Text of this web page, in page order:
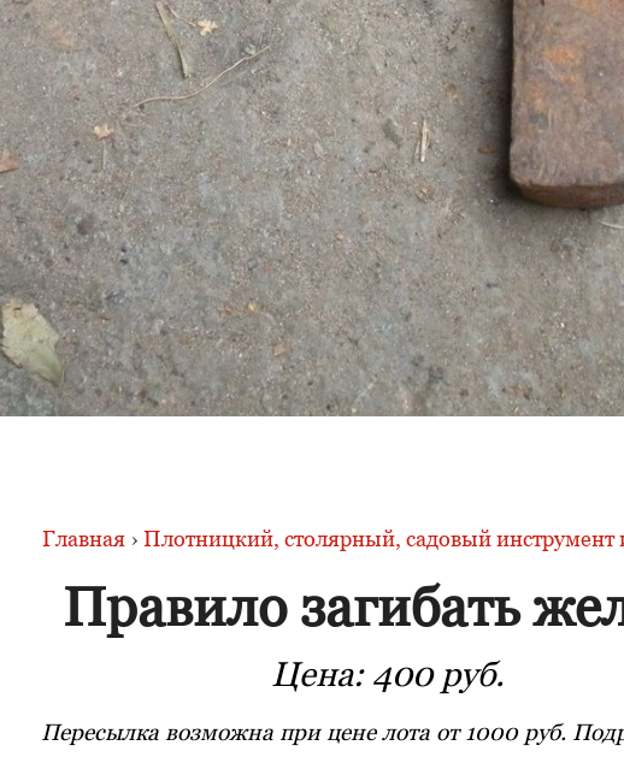
Главная › Плотницкий, столярный, садовый инструмент
Правило загибать
Цена: 400 руб.
Пересылка возможна при цене лота от 1000 руб.